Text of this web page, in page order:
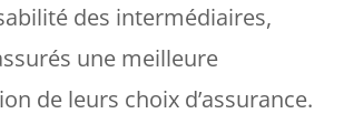
des intermédiaires,
une meilleure
de leurs choix d’assurance.